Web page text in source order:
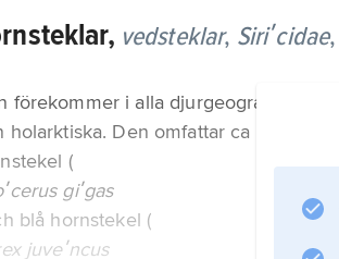
vedsteklar, Siriʹcidae
förekommer i alla djurgeografiska
holarktiska. Den omfattar ca 90 arter,
(
giʹgas
blå hornstekel (
juveʹncus